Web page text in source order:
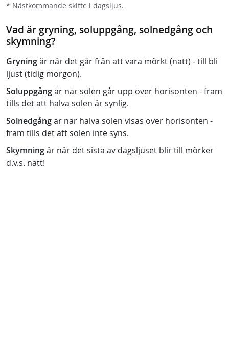
* Nästkommande skifte i dagsljus.
Vad är gryning, soluppgång, solnedgång och
skymning?
Gryningär när det går från att vara mörkt (natt) - till bli
ljust (tidig morgon).
Soluppgångär när solen går upp över horisonten - fram
tills det att halva solen är synlig.
Solnedgångär när halva solen visas över horisonten -
fram tills det att solen inte syns.
Skymningär när det sista av dagsljuset blir till mörker
d.v.s. natt!